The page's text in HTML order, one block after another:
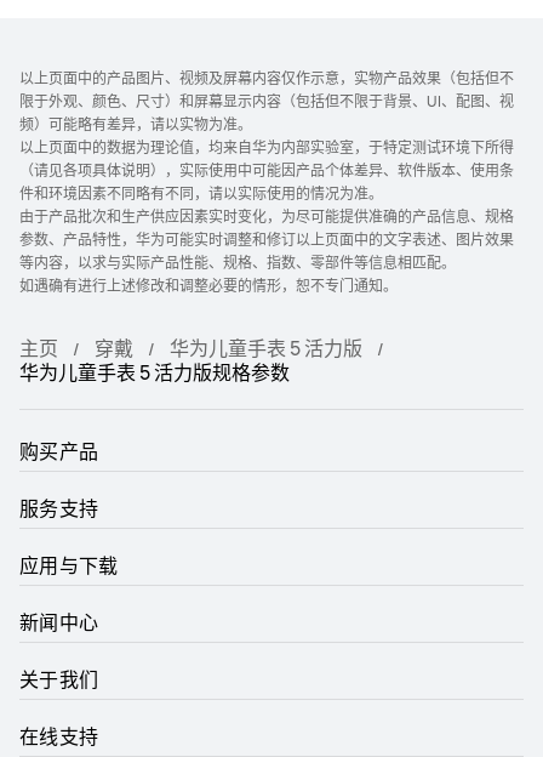
以上页面中的产品图片、视频及屏幕内容仅作示意，实物产品效果（包括但不
限于外观、颜色、尺寸）和屏幕显示内容（包括但不限于背景、UI、配图、视
频）可能略有差异，请以实物为准。
以上页面中的数据为理论值，均来自华为内部实验室，于特定测试环境下所得
（请见各项具体说明），实际使用中可能因产品个体差异、软件版本、使用条
件和环境因素不同略有不同，请以实际使用的情况为准。
由于产品批次和生产供应因素实时变化，为尽可能提供准确的产品信息、规格
参数、产品特性，华为可能实时调整和修订以上页面中的文字表述、图片效果
等内容，以求与实际产品性能、规格、指数、零部件等信息相匹配。
如遇确有进行上述修改和调整必要的情形，恕不专门通知。
主页 穿戴
华为儿童手表 5 活力版
华为儿童手表 5 活力版规格参数
购买产品
服务支持
应用与下载
新闻中心
关于我们
在线支持